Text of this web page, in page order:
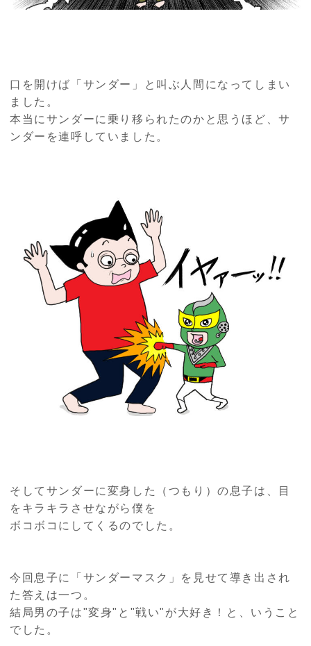
口を開けば「サンダー」と叫ぶ人間になってしまい
ました。
本当にサンダーに乗り移られたのかと思うほど、サ
ンダーを連呼していました。
そしてサンダーに変身した（つもり）の息子は、目
をキラキラさせながら僕を
ボコボコにしてくるのでした。
今回息子に「サンダーマスク」を見せて導き出され
た答えは一つ。
結局男の子は"変身"と"戦い"が大好き！と、いうこと
でした。